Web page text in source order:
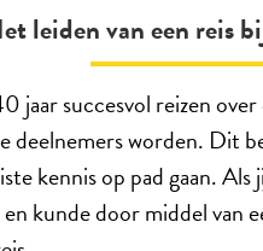
leiden van een reis
jaar succesvol reizen
deelnemers worden. Dit
kennis op pad gaan.
kunde door middel van